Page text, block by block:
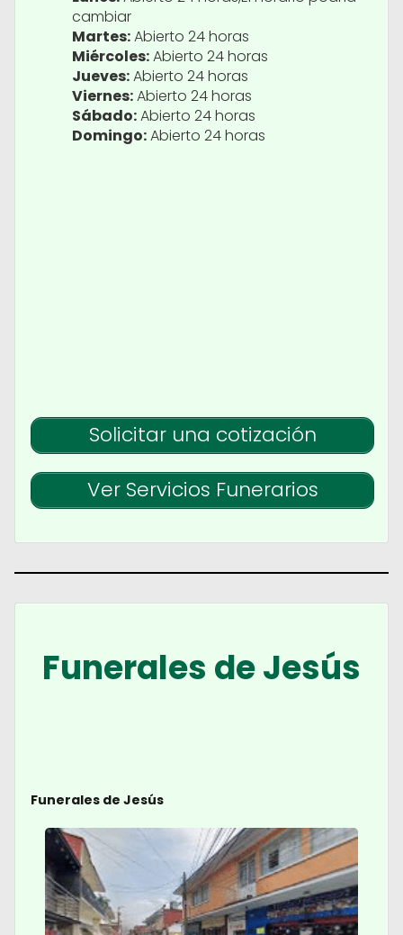
cambiar
Martes:Abierto 24 horas
Miércoles:Abierto 24 horas
Jueves:Abierto 24 horas
Viernes:Abierto 24 horas
Sábado:Abierto 24 horas
Domingo:Abierto 24 horas
Solicitar una cotización
Ver Servicios Funerarios
Funerales de Jesús
Funerales de Jesús